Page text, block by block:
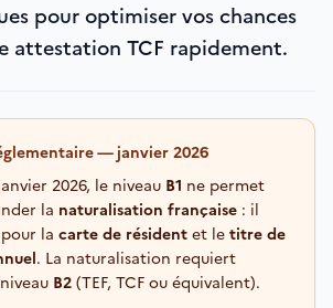
pour optimiser vos chances
attestation TCF rapidement.
— janvier 2026
2026, le niveau B1 ne permet
la naturalisation française : il
la carte de résidentet letitre de
. La naturalisation requiert
B2(TEF, TCF ou équivalent).